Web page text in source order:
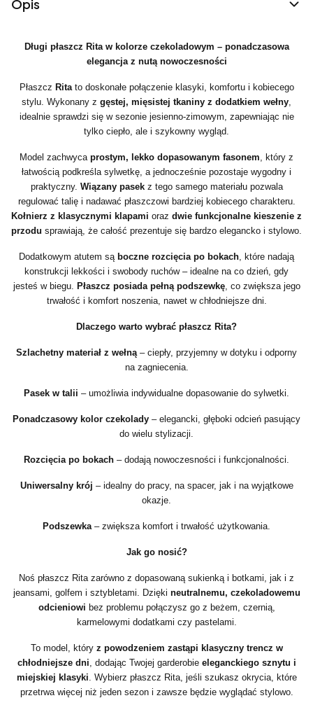
Opis
Długi płaszcz Rita w kolorze czekoladowym – ponadczasowa
elegancja z nutą nowoczesności
Płaszcz Ritato doskonałe połączenie klasyki, komfortu i kobiecego
stylu. Wykonany z gęstej, mięsistej tkaniny z dodatkiem wełny,
idealnie sprawdzi się w sezonie jesienno-zimowym, zapewniając nie
tylko ciepło, ale i szykowny wygląd.
Model zachwyca prostym, lekko dopasowanym fasonem, który z
łatwością podkreśla sylwetkę, a jednocześnie pozostaje wygodny i
praktyczny. Wiązany pasekz tego samego materiału pozwala
regulować talię i nadawać płaszczowi bardziej kobiecego charakteru.
Kołnierz z klasycznymi klapami oraz dwie funkcjonalne kieszenie z
przodu sprawiają, że całość prezentuje się bardzo elegancko i stylowo.
Dodatkowym atutem są boczne rozcięcia po bokach, które nadają
konstrukcji lekkości i swobody ruchów – idealne na co dzień, gdy
jesteś w biegu. Płaszcz posiada pełną podszewkę, co zwiększa jego
trwałość i komfort noszenia, nawet w chłodniejsze dni.
Dlaczego warto wybrać płaszcz Rita?
Szlachetny materiał z wełną– ciepły, przyjemny w dotyku i odporny
na zagniecenia.
Pasek w talii – umożliwia indywidualne dopasowanie do sylwetki.
Ponadczasowy kolor czekolady – elegancki, głęboki odcień pasujący
do wielu stylizacji.
Rozcięcia po bokach – dodają nowoczesności i funkcjonalności.
Uniwersalny krój – idealny do pracy, na spacer, jak i na wyjątkowe
okazje.
Podszewka– zwiększa komfort i trwałość użytkowania.
Jak go nosić?
Noś płaszcz Rita zarówno z dopasowaną sukienką i botkami, jak i z
jeansami, golfem i sztybletami. Dzięki neutralnemu, czekoladowemu
odcieniowi bez problemu połączysz go z beżem, czernią,
karmelowymi dodatkami czy pastelami.
To model, który z powodzeniem zastąpi klasyczny trencz w
chłodniejsze dni, dodając Twojej garderobie eleganckiego sznytu i
miejskiej klasyki. Wybierz płaszcz Rita, jeśli szukasz okrycia, które
przetrwa więcej niż jeden sezon i zawsze będzie wyglądać stylowo.